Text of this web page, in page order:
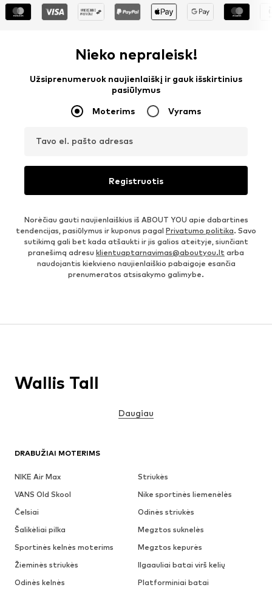
Nieko nepraleisk!
Užsiprenumeruok naujienlaiškį ir gauk išskirtinius
pasiūlymus
Moterims Vyrams
Tavo el. pašto adresas
Registruotis
Norėčiau gauti naujienlaiškius iš ABOUT YOU apie dabartines
tendencijas, pasiūlymus ir kuponus pagal Privatumo politika. Savo
sutikimą gali bet kada atšaukti ir jis galios ateityje, siunčiant
pranešimą adresu klientuaptarnavimas@aboutyou.lt arba
naudojantis kiekvieno naujienlaiškio pabaigoje esančia
prenumeratos atsisakymo galimybe.
DRABUŽIAI MOTERIMS
NIKE Air Max
Striukės
VANS Old Skool
Nike sportinės liemenėlės
Čelsiai
Odinės striukės
Šalikėliai pilka
Megztos suknelės
Sportinės kelnės moterims
Megztos kepurės
Žieminės striukės
Ilgaauliai batai virš kelių
Odinės kelnės
Platforminiai batai
Wallis Tall
Daugiau